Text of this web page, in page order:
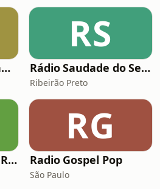
Rádio Nordeste Evangélica
RS
Rádio Saudade do Sertão
Ribeirão Preto
Rádio Deus É Amor Ribeirão Preto
RG
Radio Gospel Pop
São Paulo